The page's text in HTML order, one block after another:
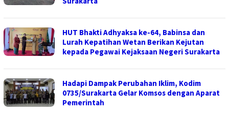
HUT Bhakti Adhyaksa ke-64, Babinsa dan
Lurah Kepatihan Wetan Berikan Kejutan
kepada Pegawai Kejaksaan Negeri Surakarta
Hadapi Dampak Perubahan Iklim, Kodim
0735/Surakarta Gelar Komsos dengan Aparat
Pemerintah